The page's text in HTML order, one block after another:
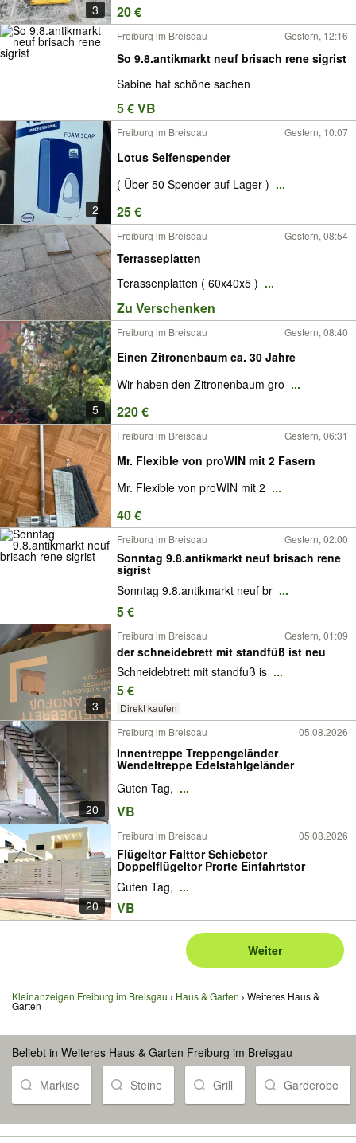
3 20 €
Freiburg im Breisgau Gestern, 12:16
So 9.8.antikmarkt neuf brisach rene sigrist
Sabine hat schöne sachen
5 € VB
2
Freiburg im Breisgau Gestern, 10:07
Lotus Seifenspender
( Über 50 Spender auf Lager ) ...
25 €
Freiburg im Breisgau Gestern, 08:54
Terrasseplatten
Terassenplatten ( 60x40x5 ) ...
Zu Verschenken
5
Freiburg im Breisgau Gestern, 08:40
Einen Zitronenbaum ca. 30 Jahre
Wir haben den Zitronenbaum gro ...
220 €
Freiburg im Breisgau Gestern, 06:31
Mr. Flexible von proWIN mit 2 Fasern
Mr. Flexible von proWIN mit 2 ...
40 €
Freiburg im Breisgau Gestern, 02:00
Sonntag 9.8.antikmarkt neuf brisach rene
sigrist
Sonntag 9.8.antikmarkt neuf br ...
5 €
3
Freiburg im Breisgau Gestern, 01:09
der schneidebrett mit standfüß ist neu
Schneidebtrett mit standfuß is ...
5 €
Direkt kaufen
20
Freiburg im Breisgau 05.08.2026
Innentreppe Treppengeländer
Wendeltreppe Edelstahlgeländer
Guten Tag, ...
VB
20
Freiburg im Breisgau 05.08.2026
Flügeltor Falttor Schiebetor
Doppelflügeltor Prorte Einfahrtstor
Guten Tag, ...
VB
Weiter
Kleinanzeigen Freiburg im Breisgau Haus & Garten Weiteres Haus &
Garten
Beliebt in Weiteres Haus & Garten Freiburg im Breisgau
Markise Steine Grill Garderobe